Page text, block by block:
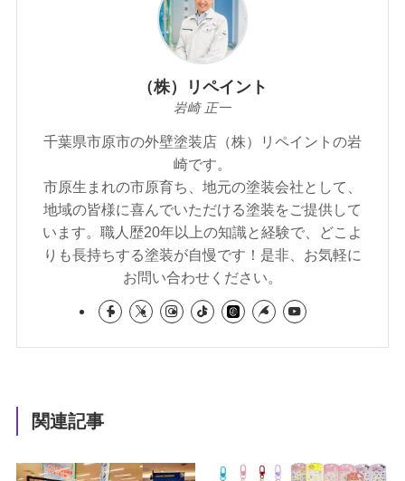
（株）リペイント
岩崎 正一
千葉県市原市の外壁塗装店（株）リペイントの岩
崎です。
市原生まれの市原育ち、地元の塗装会社として、
地域の皆様に喜んでいただける塗装をご提供して
います。職人歴20年以上の知識と経験で、どこよ
りも長持ちする塗装が自慢です！是非、お気軽に
お問い合わせください。
関連記事